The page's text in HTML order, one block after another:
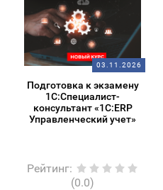
03.11.2026
Подготовка к экзамену
1С:Специалист-
консультант «1С:ERP
Управленческий учет»
Рейтинг:
(0.0)